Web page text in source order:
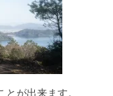
が出来ます。